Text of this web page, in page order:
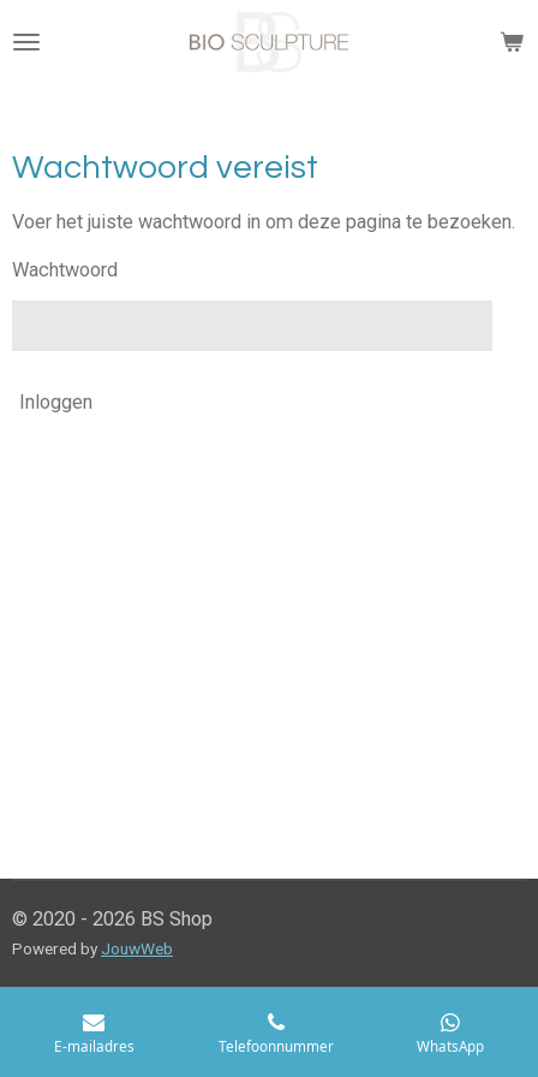
direct
Wachtwoord vereist
Voer het juiste wachtwoord in om deze pagina te bezoeken.
Wachtwoord
Inloggen
© 2020 - 2026 BS Shop
Powered by JouwWeb
E-mailadres Telefoonnummer WhatsApp